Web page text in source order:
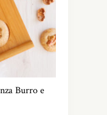
Burro e